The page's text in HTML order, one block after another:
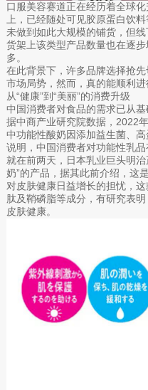
口服美容赛道正在经历着全球
上，已经随处可见胶原蛋白饮
未做到如此大规模的铺货，但
货架上该类型产品数量也在逐
多。
在此背景下，许多品牌选择抢
市场局势，然而，真的能顺利进
从“健康”到“美丽”的消费升级
中国消费者对食品的需求已从
据中商产业研究院数据，2022
中功能性酸奶因添加益生菌、
说明，中国消费者对功能性乳品
就在前两天，日本乳业巨头明
奶”的产品，据其此前介绍，这
对皮肤健康日益增长的担忧，
肽及鞘磷脂等成分，有研究表
皮肤健康。